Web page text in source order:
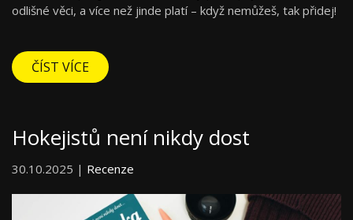
odlišné věci, a více než jinde platí – když nemůžeš, tak přidej!
ČÍST VÍCE
Hokejistů není nikdy dost
30.10.2025 | Recenze